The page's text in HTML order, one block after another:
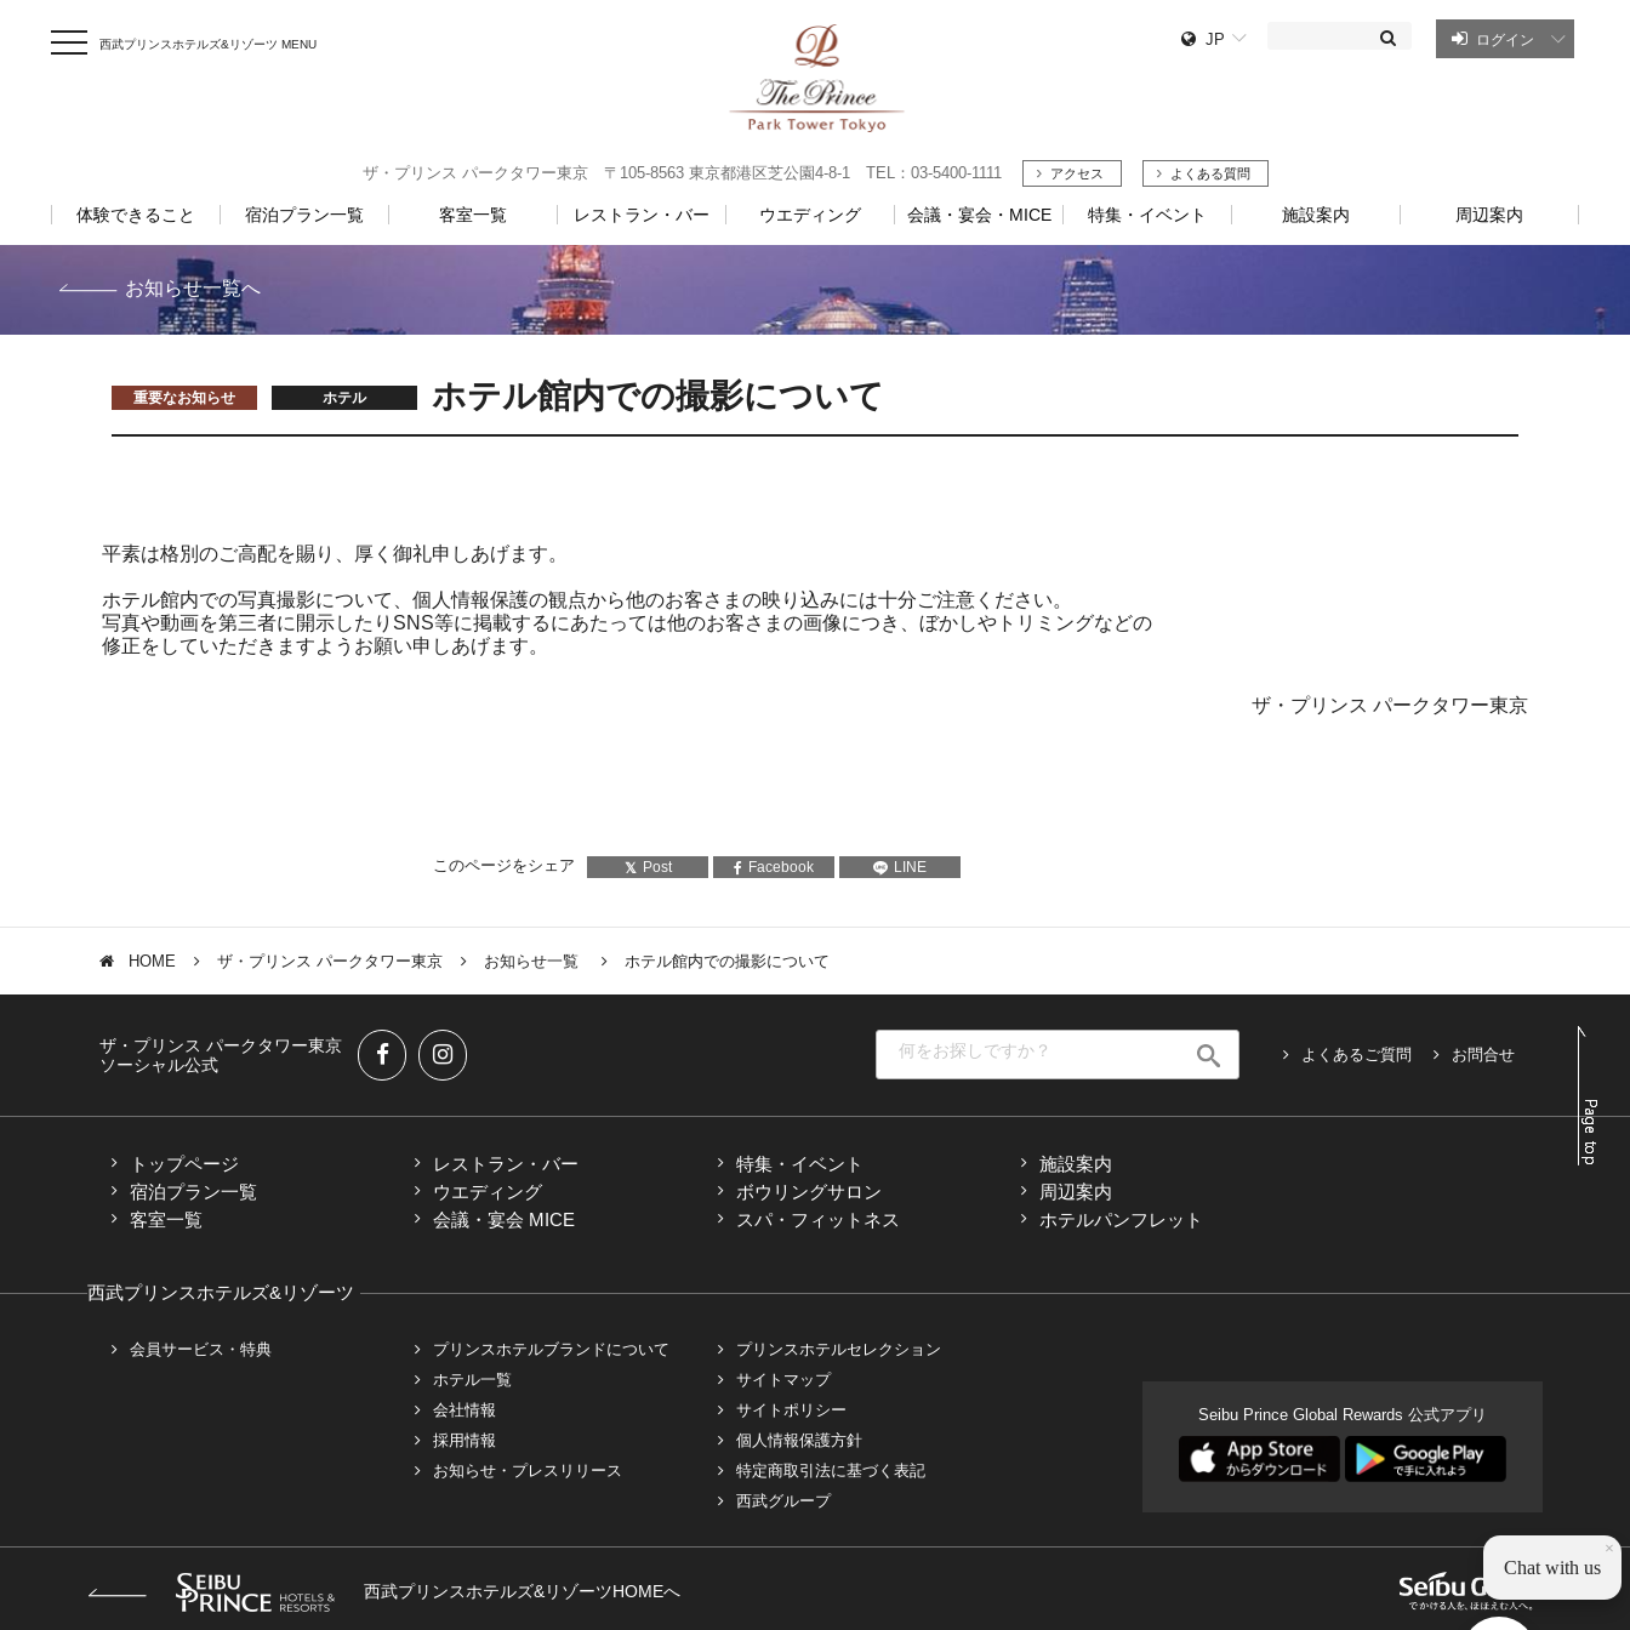
西武プリンスホテルズ&リゾーツ MENU JP ログイン
ザ・プリンス パークタワー東京 〒105-8563 東京都港区芝公園4-8-1 TEL：03-5400-1111 アクセス よくある質問
体験できること 宿泊プラン一覧 客室一覧 レストラン・バー ウエディング 会議・宴会・MICE 特集・イベント 施設案内 周辺案内
お知らせ一覧へ
重要なお知らせ ホテル ホテル館内での撮影について
平素は格別のご高配を賜り、厚く御礼申しあげます。
ホテル館内での写真撮影について、個人情報保護の観点から他のお客さまの映り込みには十分ご注意ください。
写真や動画を第三者に開示したりSNS等に掲載するにあたっては他のお客さまの画像につき、ぼかしやトリミングなどの
修正をしていただきますようお願い申しあげます。
ザ・プリンス パークタワー東京
このページをシェア Post Facebook LINE
HOME ザ・プリンス パークタワー東京 お知らせ一覧 ホテル館内での撮影について
ザ・プリンス パークタワー東京
ソーシャル公式
よくあるご質問 お問合せ
トップページ
宿泊プラン一覧
客室一覧
レストラン・バー
ウエディング
会議・宴会 MICE
特集・イベント
ボウリングサロン
スパ・フィットネス
施設案内
周辺案内
ホテルパンフレット
西武プリンスホテルズ&リゾーツ
会員サービス・特典
プリンスホテルブランドについて
ホテル一覧
会社情報
採用情報
お知らせ・プレスリリース
プリンスホテルセレクション
サイトマップ
サイトポリシー
個人情報保護方針
特定商取引法に基づく表記
西武グループ
Seibu Prince Global Rewards 公式アプリ
西武プリンスホテルズ&リゾーツHOMEへ
×
Chat with us